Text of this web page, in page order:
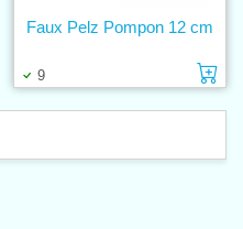
in den Warenkorb
9
Faux Pelz Pompon 12 cm